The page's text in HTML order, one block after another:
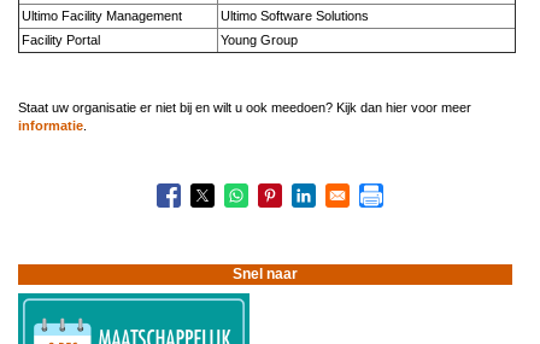
Ultimo Facility Management
Ultimo Software Solutions
Facility Portal
Young Group
Staat uw organisatie er niet bij en wilt u ook meedoen? Kijk dan hier voor meer
informatie
leveranciers
2019
Snel naar